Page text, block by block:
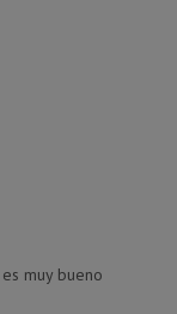
muy bueno